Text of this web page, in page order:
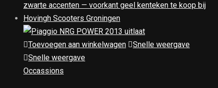
Toevoegen aan winkelwagen
Snelle weergave
Snelle weergave
Occassions